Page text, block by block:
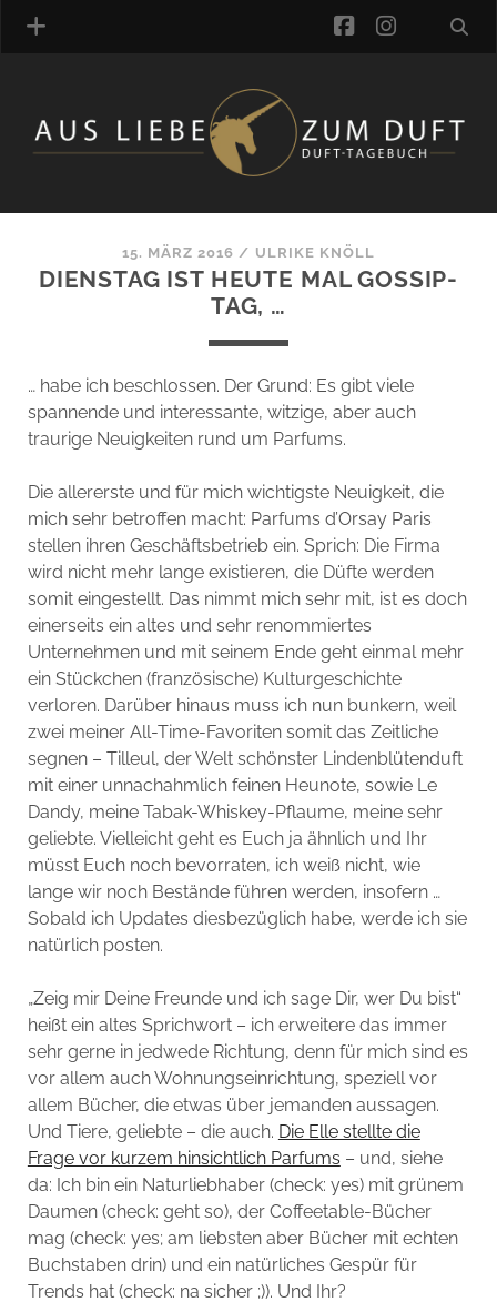
MANUFAKTUREN
DUFTNOTEN
LINK-SAMMLUNG
ARTIKEL-ARCHIV
DAS ALZD-TEAM
facebook
15. MÄRZ 2016 / ULRIKE KNÖLL
DIENSTAG IST HEUTE MAL GOSSIP-
TAG, …
… habe ich beschlossen. Der Grund: Es gibt viele
spannende und interessante, witzige, aber auch
traurige Neuigkeiten rund um Parfums.
Die allererste und für mich wichtigste Neuigkeit, die
mich sehr betroffen macht: Parfums d’Orsay Paris
stellen ihren Geschäftsbetrieb ein. Sprich: Die Firma
wird nicht mehr lange existieren, die Düfte werden
somit eingestellt. Das nimmt mich sehr mit, ist es doch
einerseits ein altes und sehr renommiertes
Unternehmen und mit seinem Ende geht einmal mehr
ein Stückchen (französische) Kulturgeschichte
verloren. Darüber hinaus muss ich nun bunkern, weil
zwei meiner All-Time-Favoriten somit das Zeitliche
segnen – Tilleul, der Welt schönster Lindenblütenduft
mit einer unnachahmlich feinen Heunote, sowie Le
Dandy, meine Tabak-Whiskey-Pflaume, meine sehr
geliebte. Vielleicht geht es Euch ja ähnlich und Ihr
müsst Euch noch bevorraten, ich weiß nicht, wie
lange wir noch Bestände führen werden, insofern …
Sobald ich Updates diesbezüglich habe, werde ich sie
natürlich posten.
„Zeig mir Deine Freunde und ich sage Dir, wer Du bist“
heißt ein altes Sprichwort – ich erweitere das immer
sehr gerne in jedwede Richtung, denn für mich sind es
vor allem auch Wohnungseinrichtung, speziell vor
allem Bücher, die etwas über jemanden aussagen.
Und Tiere, geliebte – die auch. Die Elle stellte die
Frage vor kurzem hinsichtlich Parfums – und, siehe
da: Ich bin ein Naturliebhaber (check: yes) mit grünem
Daumen (check: geht so), der Coffeetable-Bücher
mag (check: yes; am liebsten aber Bücher mit echten
Buchstaben drin) und ein natürliches Gespür für
Trends hat (check: na sicher ;)). Und Ihr?